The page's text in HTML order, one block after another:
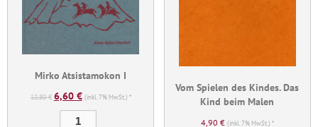
Mirko Atsistamokon I
12,80€ Ursprünglicher
Preis
6,60 €Aktueller
Preis
(inkl. 7% MwSt.) *
Vom Spielen des Kindes. Das
Kind beim Malen
4,90 € (inkl. 7% MwSt.) *